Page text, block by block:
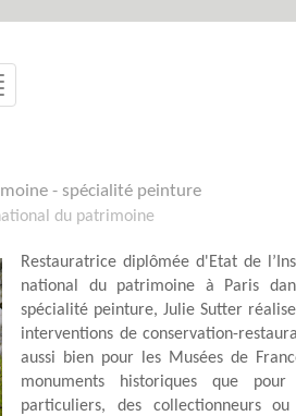
- spécialité peinture
du patrimoine
Restauratrice diplômée d'Etat de
national du patrimoine à Paris
spécialité peinture, Julie Sutter
interventions de conservation-
aussi bien pour les Musées de
monuments historiques que pour
particuliers, des collectionneurs ou